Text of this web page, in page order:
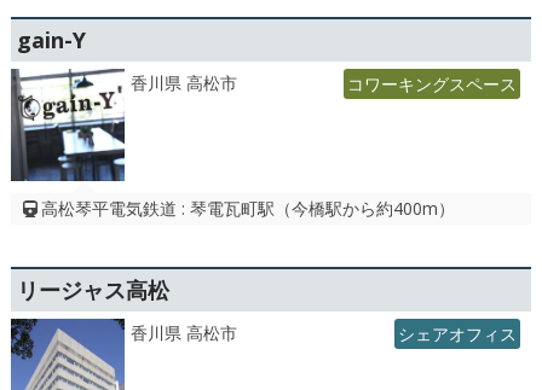
gain-Y
香川県 高松市 コワーキングスペース
高松琴平電気鉄道 : 琴電瓦町駅（今橋駅から約400m）
リージャス高松
香川県 高松市 シェアオフィス